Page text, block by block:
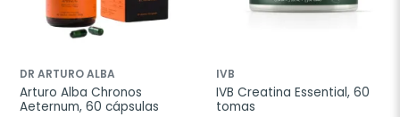
DR ARTURO ALBA
Arturo Alba Chronos
Aeternum, 60 cápsulas
IVB
IVB Creatina Essential, 60
tomas